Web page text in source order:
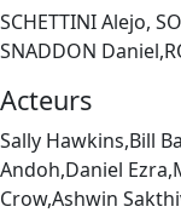
SCHETTINI Alejo,
SNADDON
Acteurs
Sally Hawkins,Bill
Andoh,Daniel
Crow,Ashwin